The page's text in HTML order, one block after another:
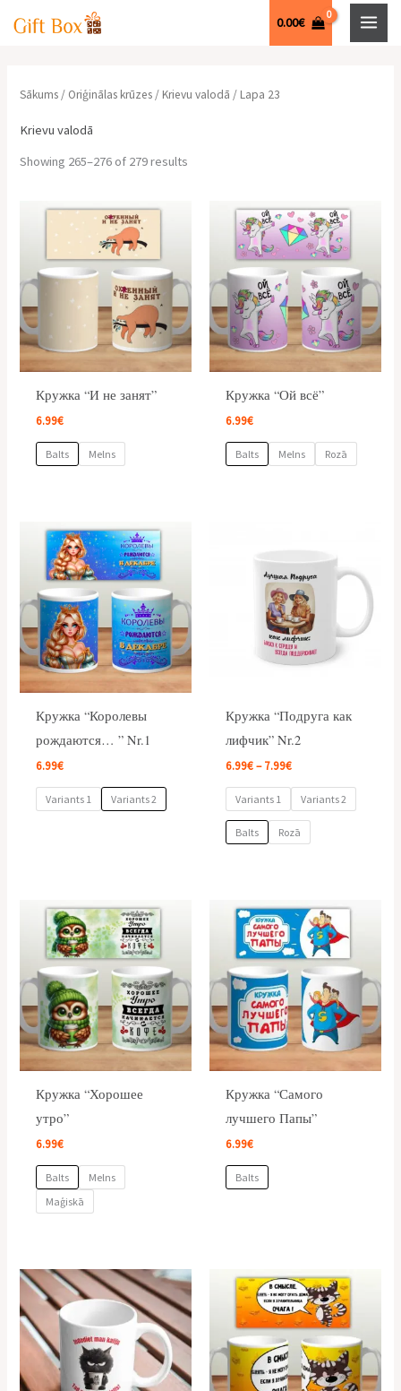
0.00€
Sākums/ Oriģinālas krūzes/ Krievu valodā / Lapa 23
Krievu valodā
Showing 265–276 of 279 results
Кружка “И не занят”
6.99€
Balts Melns
Кружка “Ой всё”
6.99€
Balts Melns Rozā
Кружка “Королевы
рождаются… ” Nr.1
6.99€
Variants 1 Variants 2
Кружка “Подруга как
лифчик” Nr.2
6.99€ – 7.99€
through
7.99€
Variants 1 Variants 2
Balts Rozā
Кружка “Хорошее
утро”
6.99€
Balts
Melns
Maģiskā
Кружка “Самого
лучшего Папы”
6.99€
Balts